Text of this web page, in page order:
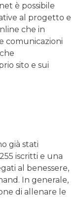
è possibile
al progetto e
che in
comunicazioni
sito e sui
già stati
iscritti e una
al benessere,
In generale,
di allenare le